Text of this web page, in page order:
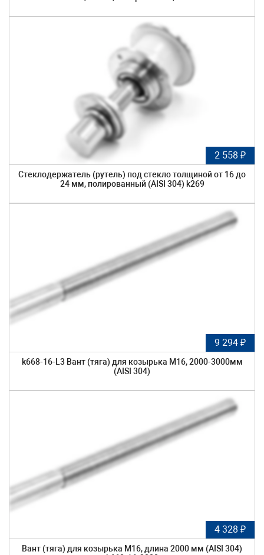
2 558 ₽
Стеклодержатель (рутель) под стекло толщиной от 16 до
24 мм, полированный (AISI 304) k269
9 294 ₽
k668-16-L3 Вант (тяга) для козырька М16, 2000-3000мм
(AISI 304)
4 328 ₽
Вант (тяга) для козырька М16, длина 2000 мм (AISI 304)